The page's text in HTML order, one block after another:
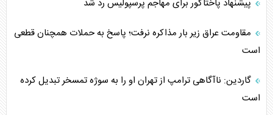
پیشنهاد پاختاکور برای مهاجم پرسپولیس رد شد
مقاومت عراق زیر بار مذاکره نرفت؛ پاسخ به حملات همچنان قطعی
است
گاردین: ناآگاهی ترامپ از تهران او را به سوژه تمسخر تبدیل کرده
است